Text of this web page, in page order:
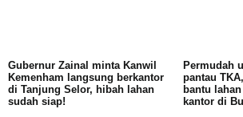
Gubernur Zainal minta Kanwil
Kemenham langsung berkantor
di Tanjung Selor, hibah lahan
sudah siap!
Permudah
pantau
bantu
kantor di